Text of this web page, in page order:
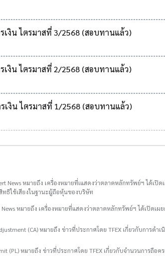
เงิน ไตรมาสที่ 3/2568 (สอบทานแล้ว)
เงิน ไตรมาสที่ 2/2568 (สอบทานแล้ว)
เงิน ไตรมาสที่ 1/2568 (สอบทานแล้ว)
News หมายถึง เครื่องหมายที่เแสดงว่าตลาดหลักทรัพย์ฯ ได้
ทธิใช้เสียงในฐานะผู้ถือหุ้นของบริษัท
News หมายถึง เครื่องหมายที่แสดงว่าตลาดหลักทรัพย์ฯ ได้เปิ
(CA) หมายถึง ข่าวที่ประกาศโดย TFEX เกี่ยวกับการ
(PL) หมายถึง ข่าวที่ประกาศโดย TFEX เกี่ยวกับจำนวนการถื